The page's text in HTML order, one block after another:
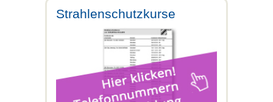
Strahlenschutzkurse